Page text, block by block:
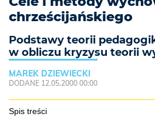
chrześcijańskiego
Podstawy teorii
w obliczu kryzysu teorii
MAREK DZIEWIECKI
DODANE 12.05.2000 00:00
Spis treści